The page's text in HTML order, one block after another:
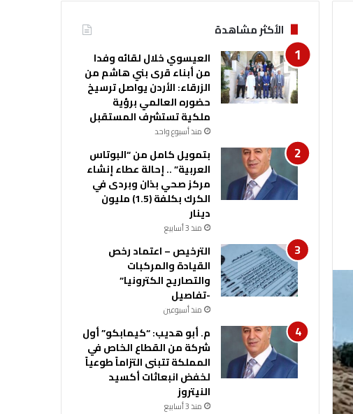
الأكثر مشاهدة
العيسوي خلال لقائه وفدا
من أبناء قرى بني هاشم من
الزرقاء: الأردن يواصل ترسيخ
حضوره العالمي برؤية
ملكية تستشرف المستقبل
منذ أسبوع واحد
بتمويل كامل من “البوتاس
العربية” .. إحالة عطاء إنشاء
مركز صحي بذان وبردى في
الكرك بكلفة (1.5) مليون
دينار
منذ 3 أسابيع
الترخيص – اعتماد رخص
القيادة والمركبات
والتصاريح الكترونيا”
-تفاصيل
منذ أسبوعين
م. أبو هديب: “كيمابكو” أول
شركة من القطاع الخاص في
المملكة تتبنى التزاماً طوعياً
لخفض انبعاثات أكسيد
النيتروز
منذ 3 أسابيع